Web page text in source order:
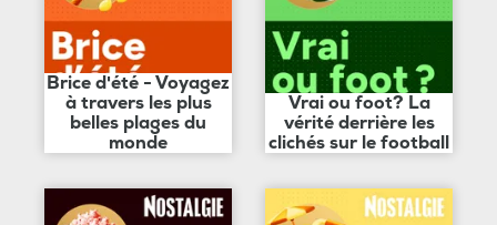
Brice d'été - Voyagez
à travers les plus
belles plages du
monde
Vrai ou foot? La
vérité derrière les
clichés sur le football